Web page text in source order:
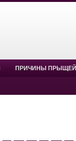
ПРИЧИНЫ ПРЫЩЕЙ